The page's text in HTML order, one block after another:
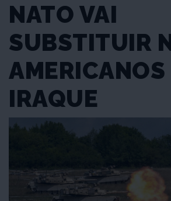
NATO VAI
SUBSTITUIR
AMERICANOS
IRAQUE